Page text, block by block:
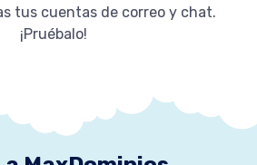
tus cuentas de correo y chat.
¡Pruébalo!